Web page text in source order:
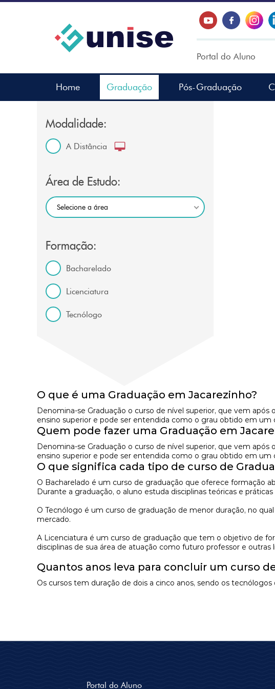
Portal do Aluno
Home Graduação Pós-Graduação
Modalidade:
A Distância
Área de Estudo:
Selecione a área
Formação:
Bacharelado
Licenciatura
Tecnólogo
O que é uma Graduação em Jacarezinho?
Denomina-se Graduação o curso de nível superior, que vem após
ensino superior e pode ser entendida como o grau obtido em
Quem pode fazer uma Graduação em
Denomina-se Graduação o curso de nível superior, que vem após
ensino superior e pode ser entendida como o grau obtido em
O que significa cada tipo de curso de
O Bacharelado é um curso de graduação que oferece formação
Durante a graduação, o aluno estuda disciplinas teóricas e
O Tecnólogo é um curso de graduação de menor duração, no
mercado.
A Licenciatura é um curso de graduação que tem o objetivo de
disciplinas de sua área de atuação como futuro professor e outras
Quantos anos leva para concluir um curso
Os cursos tem duração de dois a cinco anos, sendo os
Portal do Aluno